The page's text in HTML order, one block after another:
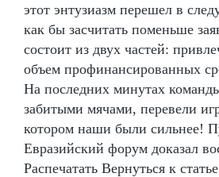
этот энтузиазм перешел в
как бы засчитать поменьше
состоит из двух частей:
объем профинансированных
На последних минутах
забитыми мячами, перевели
котором наши были сильнее!
Евразийский форум доказал
Распечатать Вернуться к